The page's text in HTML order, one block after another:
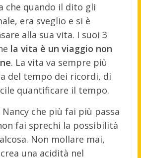
che quando il dito gli
era sveglio e si è
alla sua vita. I suoi 3
la vita è un viaggio non
. La vita va sempre più
del tempo dei ricordi, di
quantificare il tempo.
Nancy che più fai più passa
fai sprechi la possibilità
Non mollare mai,
una acidità nel